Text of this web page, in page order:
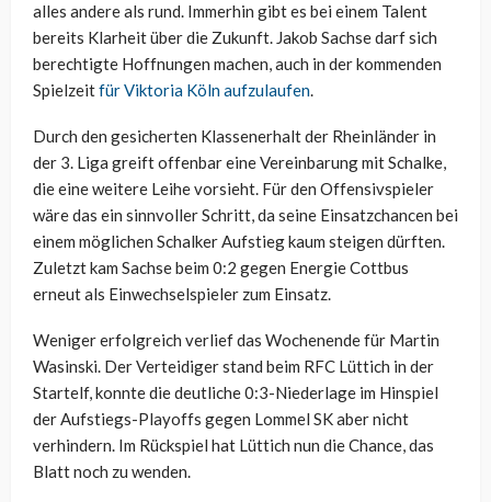
alles andere als rund. Immerhin gibt es bei einem Talent
bereits Klarheit über die Zukunft. Jakob Sachse darf sich
berechtigte Hoffnungen machen, auch in der kommenden
Spielzeitfür Viktoria Köln aufzulaufen.
Durch den gesicherten Klassenerhalt der Rheinländer in
der 3. Liga greift offenbar eine Vereinbarung mit Schalke,
die eine weitere Leihe vorsieht. Für den Offensivspieler
wäre das ein sinnvoller Schritt, da seine Einsatzchancen bei
einem möglichen Schalker Aufstieg kaum steigen dürften.
Zuletzt kam Sachse beim 0:2 gegen Energie Cottbus
erneut als Einwechselspieler zum Einsatz.
Weniger erfolgreich verlief das Wochenende für Martin
Wasinski. Der Verteidiger stand beim RFC Lüttich in der
Startelf, konnte die deutliche 0:3-Niederlage im Hinspiel
der Aufstiegs-Playoffs gegen Lommel SK aber nicht
verhindern. Im Rückspiel hat Lüttich nun die Chance, das
Blatt noch zu wenden.